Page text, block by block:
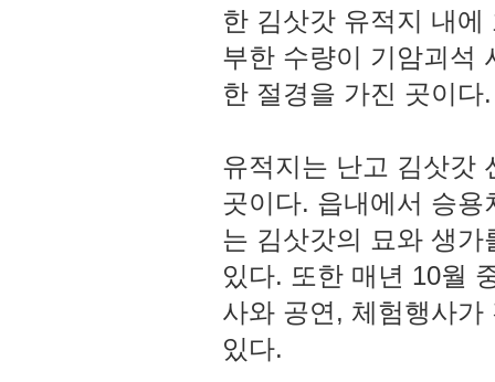
한 김삿갓 유적지 내
부한 수량이 기암괴석
한 절경을 가진 곳이다.
유적지는 난고 김삿갓
곳이다. 읍내에서 승
는 김삿갓의 묘와 생
있다. 또한 매년 10월
사와 공연, 체험행사
있다.